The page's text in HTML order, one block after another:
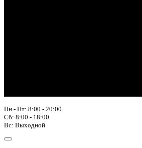
Пн - Пт: 8:00 - 20:00
Сб: 8:00 - 18:00
Вс: Выходной